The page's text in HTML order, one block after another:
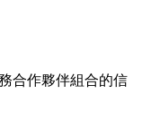
合作夥伴組合的信